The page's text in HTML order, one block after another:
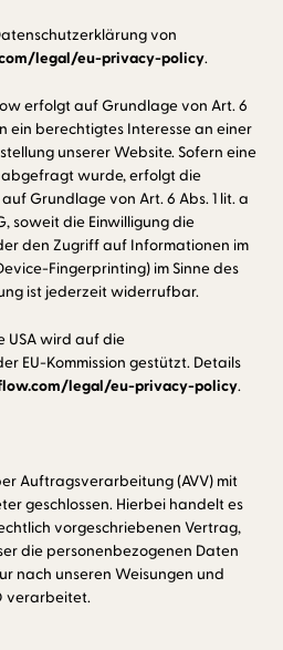
von
legal/eu-privacy-policy.
erfolgt auf Grundlage von Art. 6
ein berechtigtes Interesse an einer
unserer Website. Sofern eine
wurde, erfolgt die
Grundlage von Art. 6 Abs. 1 lit. a
soweit die Einwilligung die
den Zugriff auf Informationen im
Fingerprinting) im Sinne des
ist jederzeit widerrufbar.
USA wird auf die
EU-Kommission gestützt. Details
legal/eu-privacy-policy.
Auftragsverarbeitung (AVV) mit
geschlossen. Hierbei handelt es
vorgeschriebenen Vertrag,
die personenbezogenen Daten
nach unseren Weisungen und
verarbeitet.